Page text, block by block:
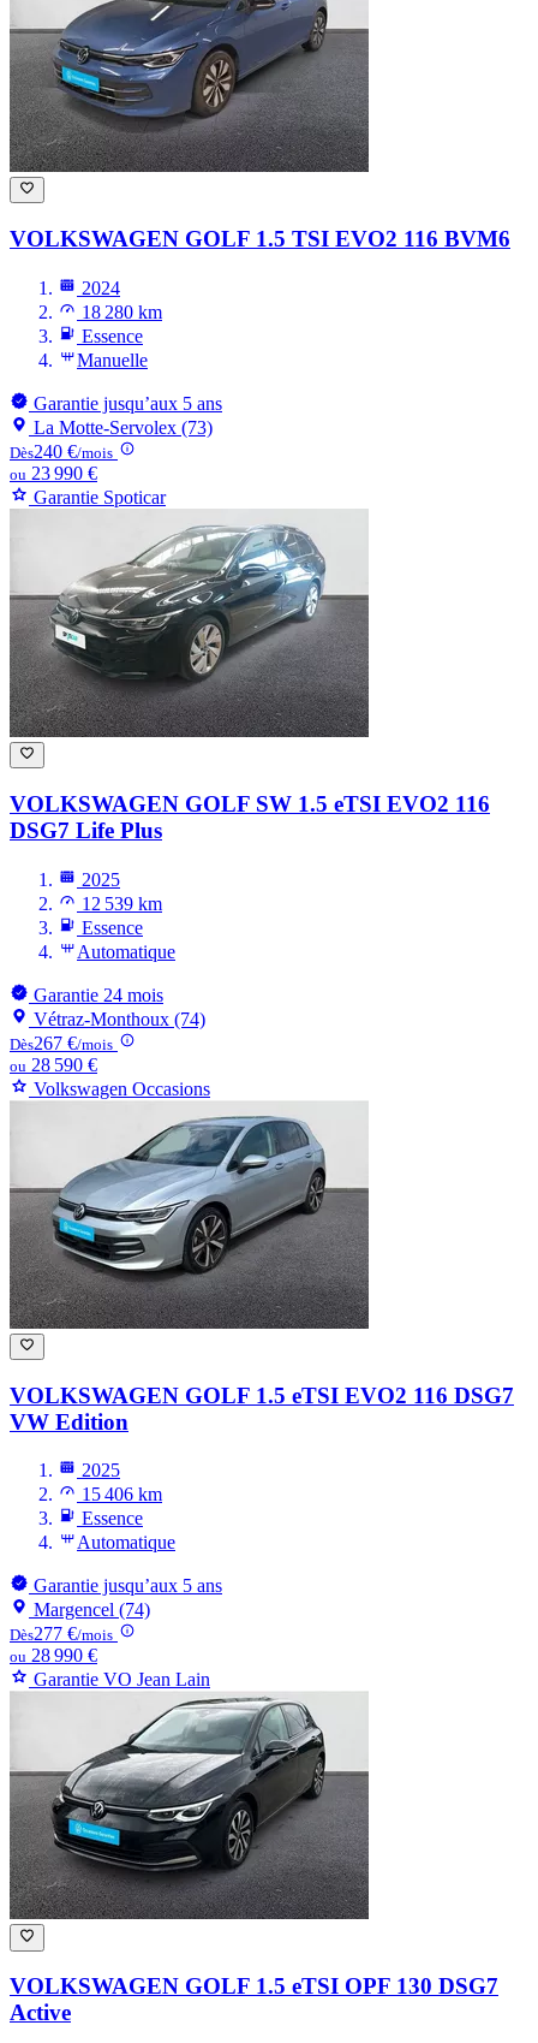
VOLKSWAGEN GOLF 1.5 TSI EVO2 116 BVM6
2024
18 280 km
Essence
Manuelle
Garantie jusqu’aux 5 ans
La Motte-Servolex (73)
Dès240 €/mois
ou 23 990 €
Garantie Spoticar
VOLKSWAGEN GOLF SW 1.5 eTSI EVO2 116
DSG7 Life Plus
2025
12 539 km
Essence
Automatique
Garantie 24 mois
Vétraz-Monthoux (74)
Dès267 €/mois
ou 28 590 €
Volkswagen Occasions
VOLKSWAGEN GOLF 1.5 eTSI EVO2 116 DSG7
VW Edition
2025
15 406 km
Essence
Automatique
Garantie jusqu’aux 5 ans
Margencel (74)
Dès277 €/mois
ou 28 990 €
Garantie VO Jean Lain
VOLKSWAGEN GOLF 1.5 eTSI OPF 130 DSG7
Active